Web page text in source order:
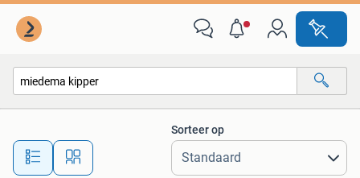
Alle afstanden…
Sorteer op